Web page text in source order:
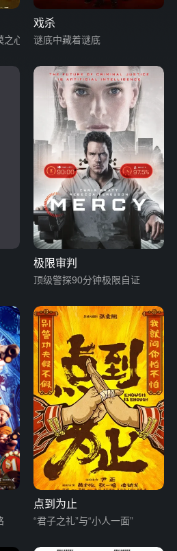
心
戏杀
谜底中藏着谜底
极限审判
顶级警探90分钟极限自证
点到为止
“君子之礼”与“小人一面”